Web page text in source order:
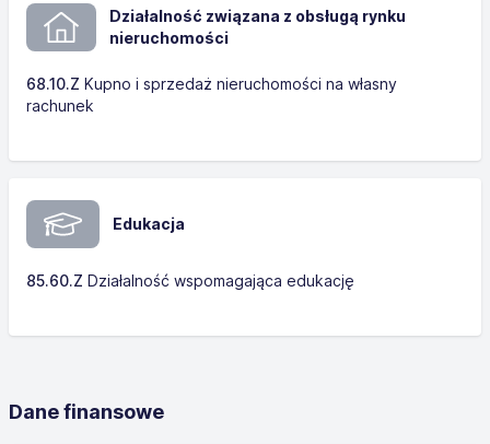
Działalność związana z obsługą rynku
nieruchomości
68.10.Z Kupno i sprzedaż nieruchomości na własny
rachunek
Edukacja
85.60.Z Działalność wspomagająca edukację
Dane finansowe